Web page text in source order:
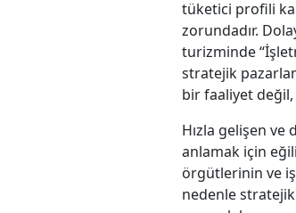
tüketici profili
zorundadır.
turizminde
stratejik
bir faaliyet
Hızla gelişen
anlamak için
örgütlerinin ve
nedenle